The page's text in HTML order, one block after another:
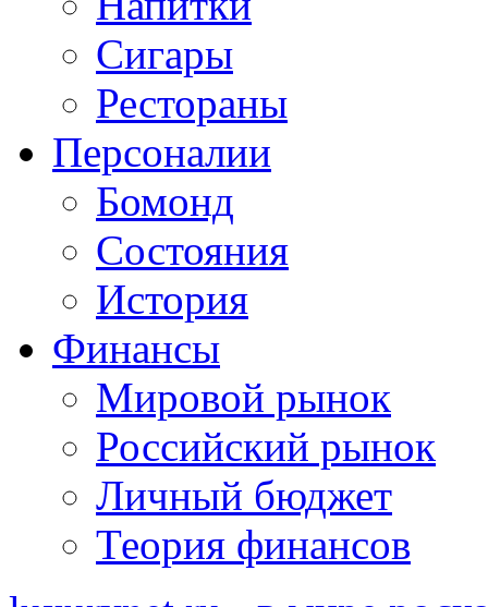
Сигары
Рестораны
Персоналии
Бомонд
Состояния
История
Финансы
Мировой рынок
Российский рынок
Личный бюджет
Теория финансов